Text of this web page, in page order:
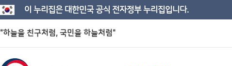
이 누리집은 대한민국 공식 전자정부 누리집입니다.
"하늘을 친구처럼, 국민을 하늘처럼"